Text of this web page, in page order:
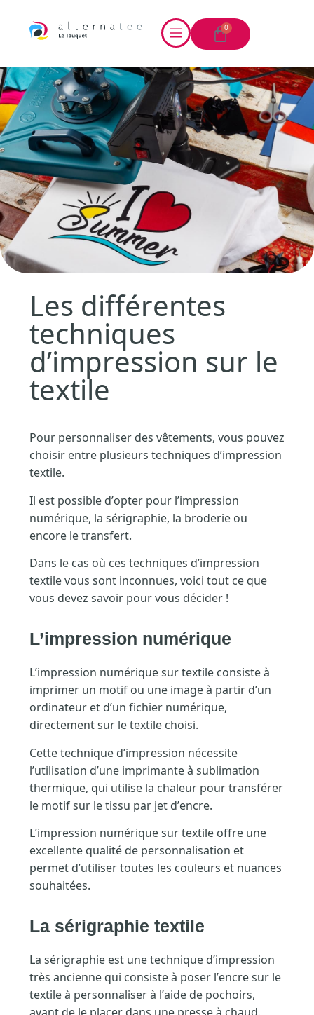
0
Les différentes
techniques
d’impression sur le
textile
Pour personnaliser des vêtements, vous pouvez
choisir entre plusieurs techniques d’impression
textile.
Il est possible d’opter pour l’impression
numérique, la sérigraphie, la broderie ou
encore le transfert.
Dans le cas où ces techniques d’impression
textile vous sont inconnues, voici tout ce que
vous devez savoir pour vous décider !
L’impression numérique
L’impression numérique sur textile consiste à
imprimer un motif ou une image à partir d’un
ordinateur et d’un fichier numérique,
directement sur le textile choisi.
Cette technique d’impression nécessite
l’utilisation d’une imprimante à sublimation
thermique, qui utilise la chaleur pour transférer
le motif sur le tissu par jet d’encre.
L’impression numérique sur textile offre une
excellente qualité de personnalisation et
permet d’utiliser toutes les couleurs et nuances
souhaitées.
La sérigraphie textile
La sérigraphie est une technique d’impression
très ancienne qui consiste à poser l’encre sur le
textile à personnaliser à l’aide de pochoirs,